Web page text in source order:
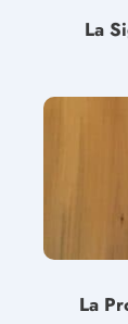
La
La